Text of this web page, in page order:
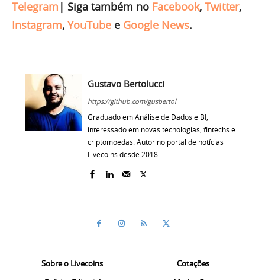
Telegram | Siga também no Facebook, Twitter,
Instagram, YouTube e Google News.
Gustavo Bertolucci
https://github.com/gusbertol
Graduado em Análise de Dados e BI,
interessado em novas tecnologias, fintechs e
criptomoedas. Autor no portal de notícias
Livecoins desde 2018.
Sobre o Livecoins
Cotações